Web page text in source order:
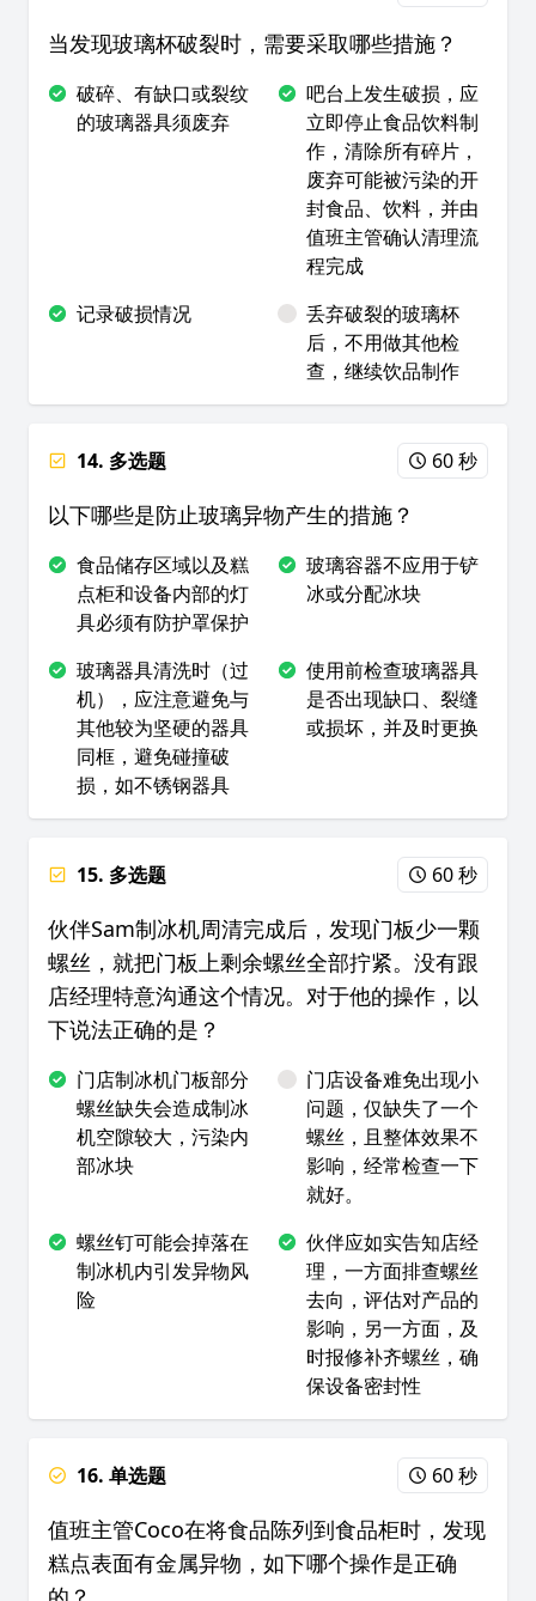
当发现玻璃杯破裂时，需要采取哪些措施？
破碎、有缺口或裂纹
的玻璃器具须废弃
吧台上发生破损，应
立即停止食品饮料制
作，清除所有碎片，
废弃可能被污染的开
封食品、饮料，并由
值班主管确认清理流
程完成
记录破损情况
丢弃破裂的玻璃杯
后，不用做其他检
查，继续饮品制作
14. 多选题 60 秒
以下哪些是防止玻璃异物产生的措施？
食品储存区域以及糕
点柜和设备内部的灯
具必须有防护罩保护
玻璃容器不应用于铲
冰或分配冰块
玻璃器具清洗时（过
机），应注意避免与
其他较为坚硬的器具
同框，避免碰撞破
损，如不锈钢器具
使用前检查玻璃器具
是否出现缺口、裂缝
或损坏，并及时更换
15. 多选题 60 秒
伙伴Sam制冰机周清完成后，发现门板少一颗
螺丝，就把门板上剩余螺丝全部拧紧。没有跟
店经理特意沟通这个情况。对于他的操作，以
下说法正确的是？
门店制冰机门板部分
螺丝缺失会造成制冰
机空隙较大，污染内
部冰块
门店设备难免出现小
问题，仅缺失了一个
螺丝，且整体效果不
影响，经常检查一下
就好。
螺丝钉可能会掉落在
制冰机内引发异物风
险
伙伴应如实告知店经
理，一方面排查螺丝
去向，评估对产品的
影响，另一方面，及
时报修补齐螺丝，确
保设备密封性
16. 单选题 60 秒
值班主管Coco在将食品陈列到食品柜时，发现
糕点表面有金属异物，如下哪个操作是正确